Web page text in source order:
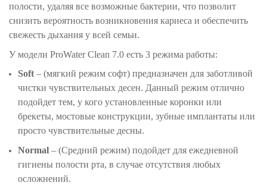
полости, удаляя все возможные бактерии, что позволит
снизить вероятность возникновения кариеса и обеспечить
свежесть дыхания у всей семьи.
У модели ProWater Clean 7.0 есть 3 режима работы:
Soft – (мягкий режим софт) предназначен для заботливой
чистки чувствительных десен. Данный режим отлично
подойдет тем, у кого установленные коронки или
брекеты, мостовые конструкции, зубные имплантаты или
просто чувствительные десны.
Normal – (Средний режим) подойдет для ежедневной
гигиены полости рта, в случае отсутствия любых
осложнений.